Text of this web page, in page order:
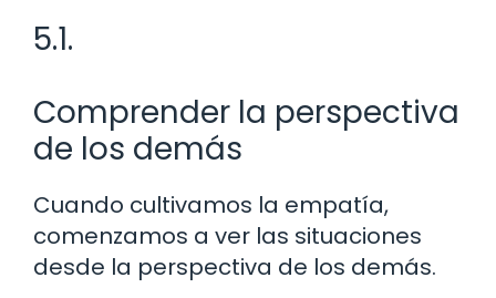
5.1.
Comprender la perspectiva
de los demás
Cuando cultivamos la empatía,
comenzamos a ver las situaciones
desde la perspectiva de los demás.